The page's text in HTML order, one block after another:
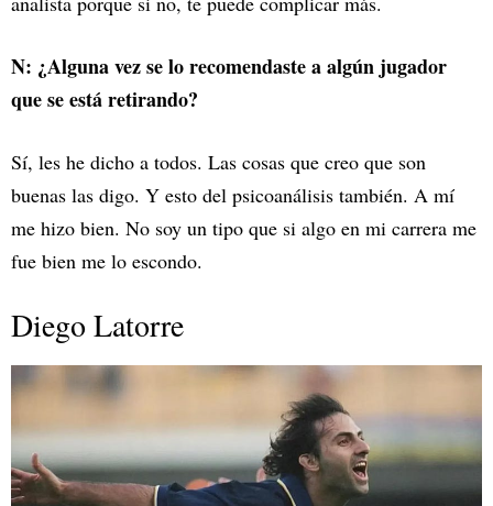
N: ¿Alguna vez se lo recomendaste a algún jugador
que se está retirando?
Sí, les he dicho a todos. Las cosas que creo que son
buenas las digo. Y esto del psicoanálisis también. A mí
me hizo bien. No soy un tipo que si algo en mi carrera me
fue bien me lo escondo.
Diego Latorre